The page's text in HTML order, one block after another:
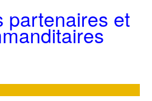
partenaires et